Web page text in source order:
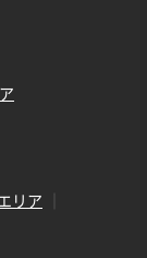
リア